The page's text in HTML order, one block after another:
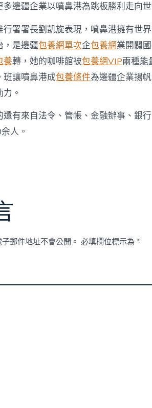
邊疆企業以噴鼻港為跳板勝利走向世
署長劉凱旋表現，噴鼻港擁有世界
，是邊疆包養網單次企包養網業開闢
養轉，她的咖啡館被包養網VIP兩種能
班讓噴鼻港成包養條件為邊疆企業揚
。
來自法令、管帳、金融辦事、銀行
人。
郵件地址不會公開。 必填欄位標示為 *